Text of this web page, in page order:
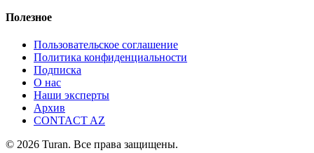
Полезное
Пользовательское соглашение
Политика конфиденциальности
Подписка
О нас
Наши эксперты
Архив
CONTACT AZ
© 2026 Turan. Все права защищены.